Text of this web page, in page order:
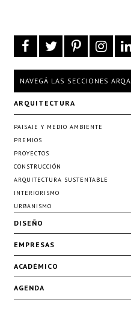
NAVEGÁ LAS SECCIONES ARQA
ARQUITECTURA
PAISAJE Y MEDIO AMBIENTE
PREMIOS
PROYECTOS
CONSTRUCCIÓN
ARQUITECTURA SUSTENTABLE
INTERIORISMO
URBANISMO
DISEÑO
EMPRESAS
ACADÉMICO
AGENDA